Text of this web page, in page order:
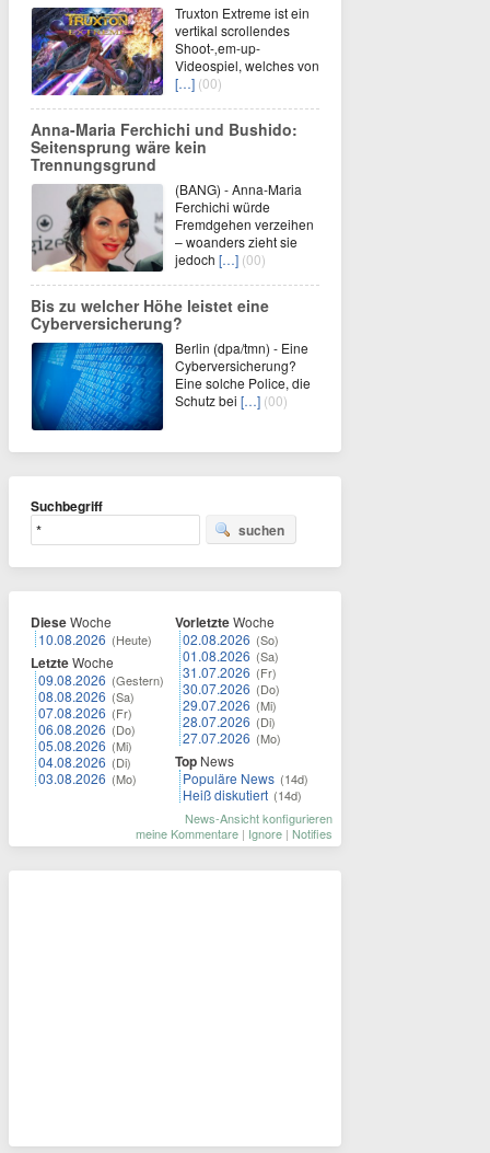
Truxton Extreme ist ein
vertikal scrollendes
Shoot-‚em-up-
Videospiel, welches von
[…] (00)
Anna-Maria Ferchichi und Bushido:
Seitensprung wäre kein
Trennungsgrund
(BANG) - Anna-Maria
Ferchichi würde
Fremdgehen verzeihen
– woanders zieht sie
jedoch […] (00)
Bis zu welcher Höhe leistet eine
Cyberversicherung?
Berlin (dpa/tmn) - Eine
Cyberversicherung?
Eine solche Police, die
Schutz bei […] (00)
Suchbegriff
suchen
DieseWoche
10.08.2026 (Heute)
LetzteWoche
09.08.2026 (Gestern)
08.08.2026 (Sa)
07.08.2026 (Fr)
06.08.2026 (Do)
05.08.2026 (Mi)
04.08.2026 (Di)
03.08.2026 (Mo)
VorletzteWoche
02.08.2026 (So)
01.08.2026 (Sa)
31.07.2026 (Fr)
30.07.2026 (Do)
29.07.2026 (Mi)
28.07.2026 (Di)
27.07.2026 (Mo)
Top News
Populäre News (14d)
Heiß diskutiert (14d)
News-Ansicht konfigurieren
meine Kommentare | Ignore | Notifies